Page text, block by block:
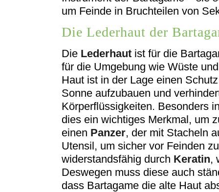
um Feinde in Bruchteilen von
Die Lederhaut der
Die Lederhaut ist für die
für die Umgebung wie Wüste
Haut ist in der Lage einen
Sonne aufzubauen und
Körperflüssigkeiten. Besonders
dies ein wichtiges Merkmal, um
einen Panzer, der mit Stacheln
Utensil, um sicher vor Feinden
widerstandsfähig durch Keratin,
Deswegen muss diese auch
dass Bartagame die alte Haut